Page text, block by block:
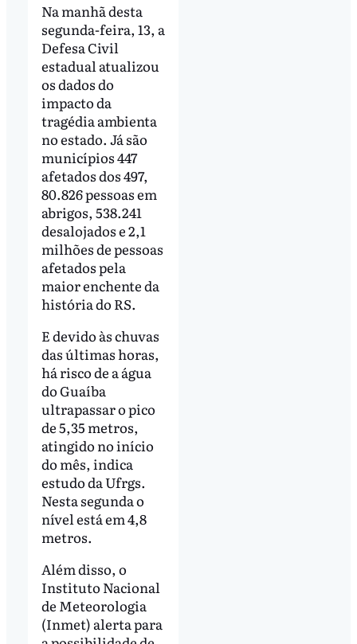
Na manhã desta
segunda-feira, 13, a
Defesa Civil
estadual atualizou
os dados do
impacto da
tragédia ambienta
no estado. Já são
municípios 447
afetados dos 497,
80.826 pessoas em
abrigos, 538.241
desalojados e 2,1
milhões de pessoas
afetados pela
maior enchente da
história do RS.
E devido às chuvas
das últimas horas,
há risco de a água
do Guaíba
ultrapassar o pico
de 5,35 metros,
atingido no início
do mês, indica
estudo da Ufrgs.
Nesta segunda o
nível está em 4,8
metros.
Além disso, o
Instituto Nacional
de Meteorologia
(Inmet) alerta para